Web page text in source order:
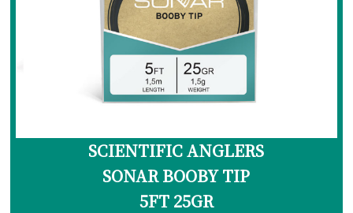
マグネットリリーサー
レザーシース
交換用ネット
ウェーディングギア
SCIENTIFIC ANGLERS
SONAR BOOBY TIP
5FT 25GR